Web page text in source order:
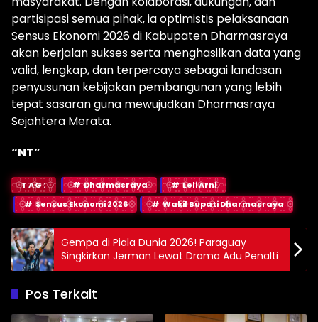
partisipasi semua pihak, ia optimistis pelaksanaan
Sensus Ekonomi 2026 di Kabupaten Dharmasraya
akan berjalan sukses serta menghasilkan data yang
valid, lengkap, dan terpercaya sebagai landasan
penyusunan kebijakan pembangunan yang lebih
tepat sasaran guna mewujudkan Dharmasraya
Sejahtera Merata.
“NT”
TAG: Dharmasraya
Leli Arni
Sensus Ekonomi 2026
Wakil Bupati Dharmasraya
Gempa di Piala Dunia 2026! Paraguay
Singkirkan Jerman Lewat Drama Adu Penalti
Pos Terkait